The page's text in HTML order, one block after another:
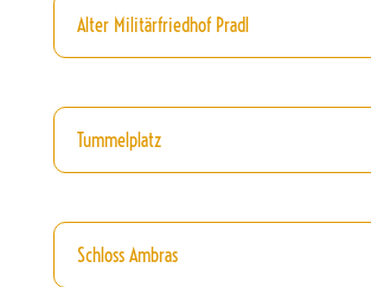
Alter Militärfriedhof Pradl
Tummelplatz
Schloss Ambras